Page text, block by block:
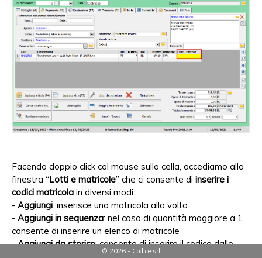
Facendo doppio click col mouse sulla cella, accediamo alla
finestra “Lotti e matricole” che ci consente di inserire i
codici matricola in diversi modi:
- Aggiungi: inserisce una matricola alla volta
- Aggiungi in sequenza: nel caso di quantità maggiore a 1
consente di inserire un elenco di matricole
-Aggiungi da storico: consente di inserire il codice dallo
© 2026 - Codice srl